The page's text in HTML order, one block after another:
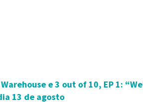
e 3 out of 10, EP 1:
13 de agosto